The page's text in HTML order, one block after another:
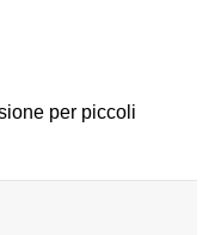
per piccoli